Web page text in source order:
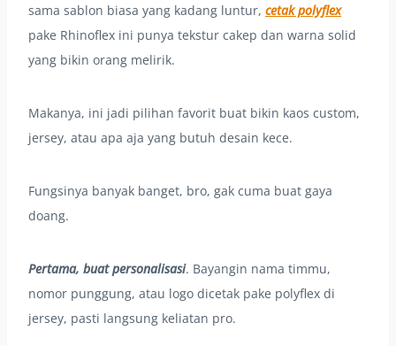
sama sablon biasa yang kadang luntur, cetak polyflex
pake Rhinoflex ini punya tekstur cakep dan warna solid
yang bikin orang melirik.
Makanya, ini jadi pilihan favorit buat bikin kaos custom,
jersey, atau apa aja yang butuh desain kece.
Fungsinya banyak banget, bro, gak cuma buat gaya
doang.
Pertama, buat personalisasi. Bayangin nama timmu,
nomor punggung, atau logo dicetak pake polyflex di
jersey, pasti langsung keliatan pro.